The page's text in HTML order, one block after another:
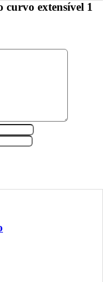
extensível 1